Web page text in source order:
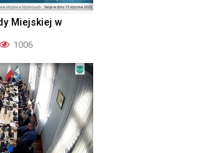
Miejskiej w
1006